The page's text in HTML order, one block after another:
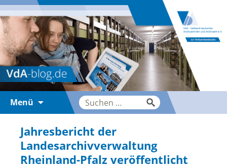
Menü
Suche
nach:
Jahresbericht der
Landesarchivverwaltung
Rheinland-Pfalz veröffentlicht